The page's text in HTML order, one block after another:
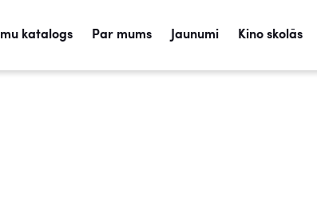
katalogs Par mums Jaunumi Kino skolās